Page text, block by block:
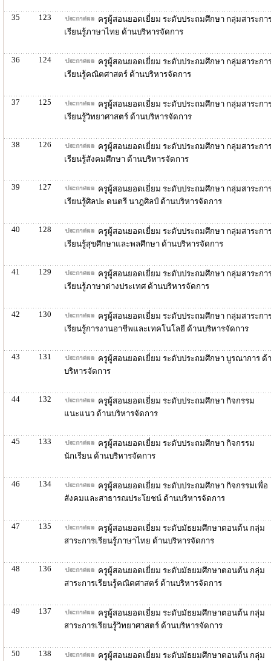
35 123
ครูผู้สอนยอดเยี่ยม ระดับประถมศึกษา กลุ่มสาระกา
เรียนรู้ภาษาไทย ด้านบริหารจัดการ
36 124
ครูผู้สอนยอดเยี่ยม ระดับประถมศึกษา กลุ่มสาระกา
เรียนรู้คณิตศาสตร์ ด้านบริหารจัดการ
37 125
ครูผู้สอนยอดเยี่ยม ระดับประถมศึกษา กลุ่มสาระกา
เรียนรู้วิทยาศาสตร์ ด้านบริหารจัดการ
38 126
ครูผู้สอนยอดเยี่ยม ระดับประถมศึกษา กลุ่มสาระกา
เรียนรู้สังคมศึกษา ด้านบริหารจัดการ
39 127
ครูผู้สอนยอดเยี่ยม ระดับประถมศึกษา กลุ่มสาระกา
เรียนรู้ศิลปะ ดนตรี นาฎศิลป์ ด้านบริหารจัดการ
40 128
ครูผู้สอนยอดเยี่ยม ระดับประถมศึกษา กลุ่มสาระกา
เรียนรู้สุขศึกษาและพลศึกษา ด้านบริหารจัดการ
41 129
ครูผู้สอนยอดเยี่ยม ระดับประถมศึกษา กลุ่มสาระกา
เรียนรู้ภาษาต่างประเทศ ด้านบริหารจัดการ
42 130
ครูผู้สอนยอดเยี่ยม ระดับประถมศึกษา กลุ่มสาระกา
เรียนรู้การงานอาชีพและเทคโนโลยี ด้านบริหารจัดการ
43 131
ครูผู้สอนยอดเยี่ยม ระดับประถมศึกษา บูรณาการ ด้
บริหารจัดการ
44 132
ครูผู้สอนยอดเยี่ยม ระดับประถมศึกษา กิจกรรม
แนะแนว ด้านบริหารจัดการ
45 133
ครูผู้สอนยอดเยี่ยม ระดับประถมศึกษา กิจกรรม
นักเรียน ด้านบริหารจัดการ
46 134
ครูผู้สอนยอดเยี่ยม ระดับประถมศึกษา กิจกรรมเพื่อ
สังคมและสาธารณประโยชน์ ด้านบริหารจัดการ
47 135
ครูผู้สอนยอดเยี่ยม ระดับมัธยมศึกษาตอนต้น กลุ่ม
สาระการเรียนรู้ภาษาไทย ด้านบริหารจัดการ
48 136
ครูผู้สอนยอดเยี่ยม ระดับมัธยมศึกษาตอนต้น กลุ่ม
สาระการเรียนรู้คณิตศาสตร์ ด้านบริหารจัดการ
49 137
ครูผู้สอนยอดเยี่ยม ระดับมัธยมศึกษาตอนต้น กลุ่ม
สาระการเรียนรู้วิทยาศาสตร์ ด้านบริหารจัดการ
50 138 ครูผู้สอนยอดเยี่ยม ระดับมัธยมศึกษาตอนต้น กลุ่ม